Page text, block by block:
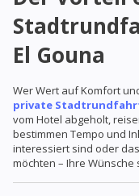
El Gouna
Wer Wert auf Komfort
private
vom Hotel abgeholt,
bestimmen Tempo und
interessiert sind oder
möchten – Ihre